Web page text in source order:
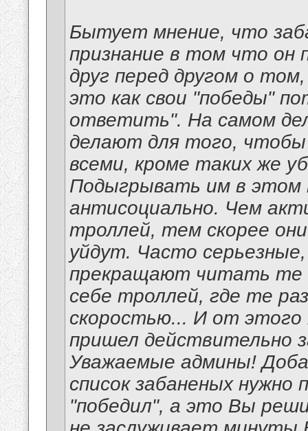
Бытует мнение, что
признание в том что он
друг перед другом о
это как свои "победы"
ответить". На самом
делают для того, чтобы
всеми, кроме таких же
Подыгрывать им в этом
антисоциально. Чем
троллей, тем скорее
уйдут. Часто
прекращают читать те
себе троллей, где те
скоростью... И от
пришел действительно
Уважаемые админы!
список забаненых
"победил", а это Вы